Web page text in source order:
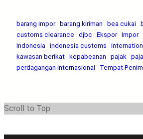
barang impor barang kiriman bea cukai
customs clearance
djbc Ekspor Impor
Indonesia
indonesia customs
kawasan berikat
kepabeanan pajak
perdagangan internasional
Tempat
Scroll to Top